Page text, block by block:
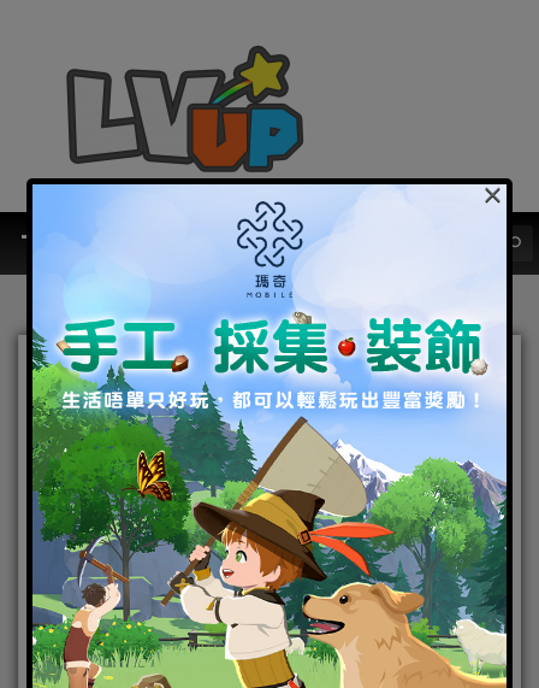
《亂世妖姬》12日雙平台正
式上線！ 公開武將及妖姬特
色玩法大揭密
2019-10-15|Android,IOS,好康活動 手機遊戲,焦點新聞
亂世妖姬
×